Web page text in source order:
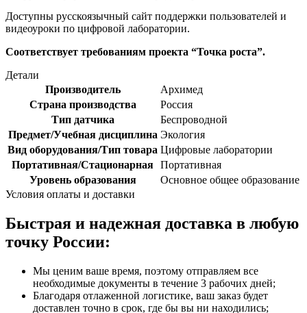
Доступны русскоязычный сайт поддержки пользователей и
видеоуроки по цифровой лаборатории.
Соответствует требованиям проекта “Точка роста”.
Детали
Производитель
Архимед
Страна производства
Россия
Тип датчика
Беспроводной
Предмет/Учебная дисциплина Экология
Вид оборудования/Тип товара Цифровые лаборатории
Портативная/Стационарная Портативная
Уровень образования
Основное общее образование
Условия оплаты и доставки
Быстрая и надежная доставка в любую
точку России:
Мы ценим ваше время, поэтому отправляем все
необходимые документы в течение 3 рабочих дней;
Благодаря отлаженной логистике, ваш заказ будет
доставлен точно в срок, где бы вы ни находились;